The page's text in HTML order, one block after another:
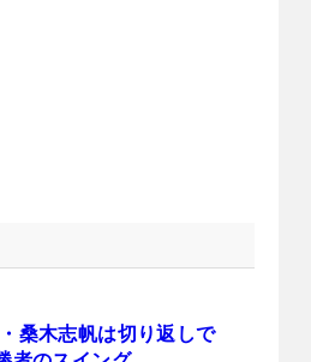
桑木志帆は切り返しで